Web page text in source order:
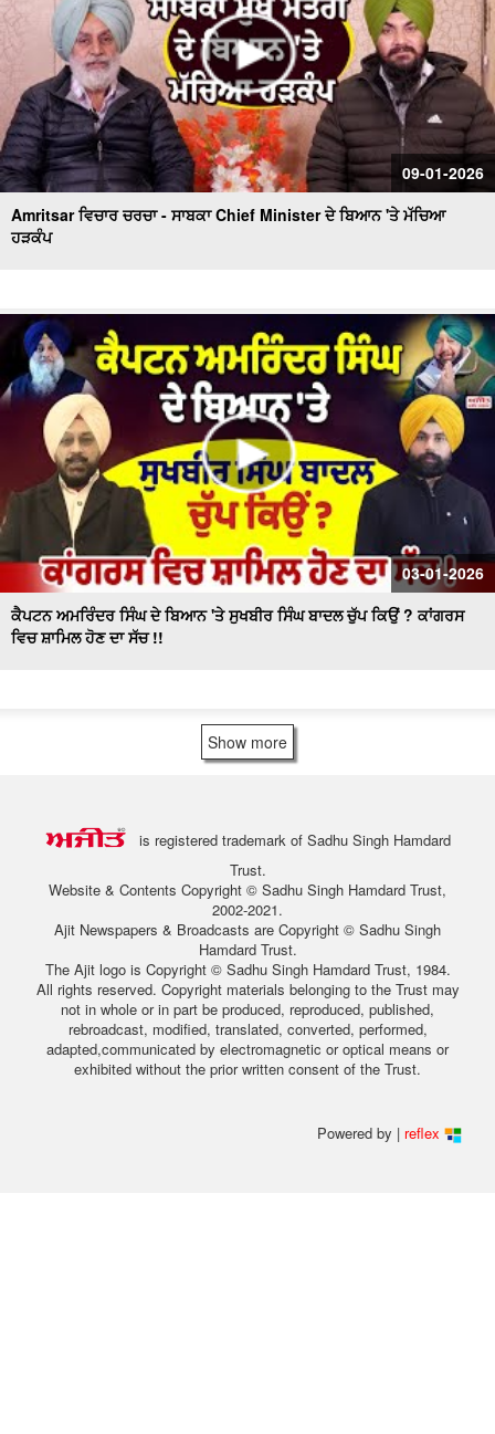
09-01-2026
Amritsar ਵਿਚਾਰ ਚਰਚਾ - ਸਾਬਕਾ Chief Minister ਦੇ ਬਿਆਨ 'ਤੇ ਮੱਚਿਆ
ਹੜਕੰਪ
03-01-2026
ਕੈਪਟਨ ਅਮਰਿੰਦਰ ਸਿੰਘ ਦੇ ਬਿਆਨ 'ਤੇ ਸੁਖਬੀਰ ਸਿੰਘ ਬਾਦਲ ਚੁੱਪ ਕਿਉਂ ? ਕਾਂਗਰਸ
ਵਿਚ ਸ਼ਾਮਿਲ ਹੋਣ ਦਾ ਸੱਚ !!
Show more
is registered trademark of Sadhu Singh Hamdard
Trust.
Website & Contents Copyright © Sadhu Singh Hamdard Trust,
2002-2021.
Ajit Newspapers & Broadcasts are Copyright © Sadhu Singh
Hamdard Trust.
The Ajit logo is Copyright © Sadhu Singh Hamdard Trust, 1984.
All rights reserved. Copyright materials belonging to the Trust may
not in whole or in part be produced, reproduced, published,
rebroadcast, modified, translated, converted, performed,
adapted,communicated by electromagnetic or optical means or
exhibited without the prior written consent of the Trust.
Powered by | reflex